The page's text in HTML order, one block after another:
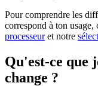
Pour comprendre les
correspond à ton usage,
processeuret notre
Qu'est-ce que
change ?